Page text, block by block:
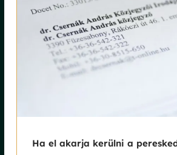
Ha el akarja kerülni a